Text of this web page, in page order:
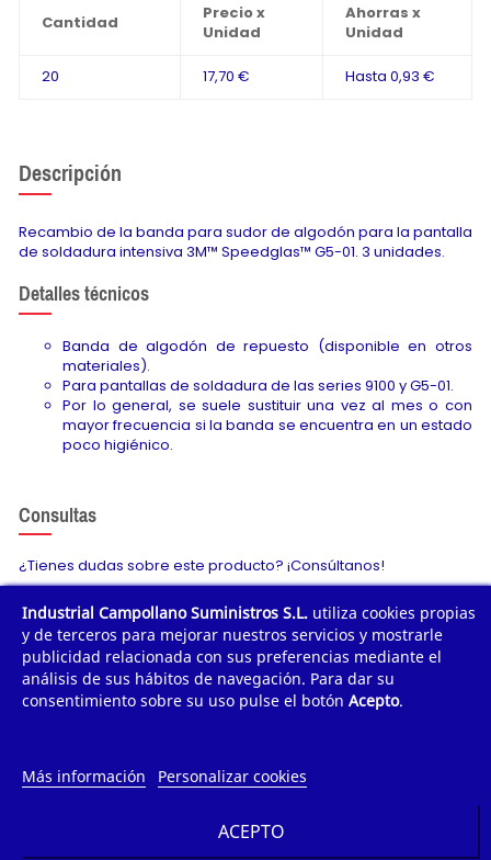
Cantidad
Precio x
Unidad
Ahorras x
Unidad
20 17,70 € Hasta 0,93 €
Descripción
Recambio de la banda para sudor de algodón para la pantalla
de soldadura intensiva 3M™ Speedglas™ G5-01. 3 unidades.
Detalles técnicos
Banda de algodón de repuesto (disponible en otros
materiales).
Para pantallas de soldadura de las series 9100 y G5-01.
Por lo general, se suele sustituir una vez al mes o con
mayor frecuencia si la banda se encuentra en un estado
poco higiénico.
Consultas
¿Tienes dudas sobre este producto? ¡Consúltanos!
Envíanos tu consulta
¿QUIÉNES SOMOS?
Industrial Campollano Suministros S.L. utiliza cookies propias
y de terceros para mejorar nuestros servicios y mostrarle
publicidad relacionada con sus preferencias mediante el
análisis de sus hábitos de navegación. Para dar su
consentimiento sobre su uso pulse el botón Acepto.
Más información Personalizar cookies
ACEPTO